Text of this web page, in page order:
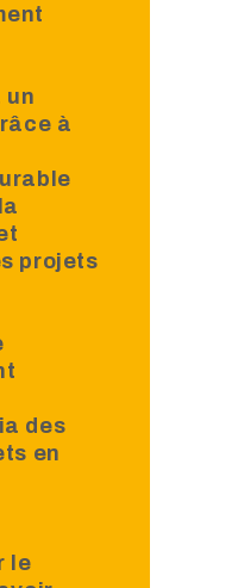
un
à
projets
des
en
le